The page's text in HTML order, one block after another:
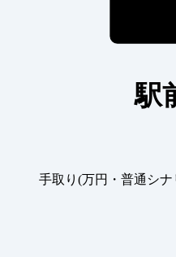
駅
手取り(万円・普通シナ